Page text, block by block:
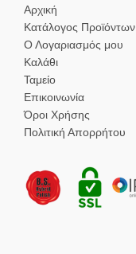
Αρχική
Κατάλογος Προϊόντων
Ο Λογαριασμός μου
Καλάθι
Ταμείο
Επικοινωνία
Όροι Χρήσης
Πολιτική Απορρήτου